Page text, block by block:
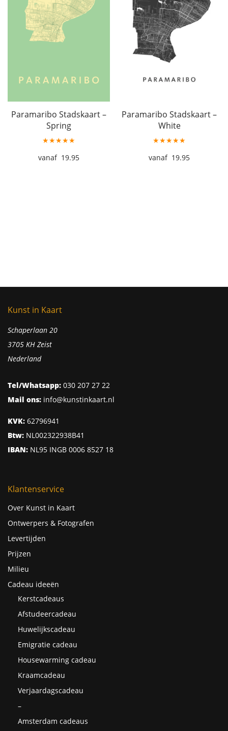
Paramaribo Stadskaart –
Spring
★★★★★
19.95
Paramaribo Stadskaart –
White
★★★★★
19.95
Kunst in Kaart
Schaperlaan 20
3705 KH Zeist
Nederland
Tel/Whatsapp: 030 207 27 22
Mail ons: info@kunstinkaart.nl
KVK: 62796941
Btw: NL002322938B41
IBAN: NL95 INGB 0006 8527 18
Klantenservice
Over Kunst in Kaart
Ontwerpers & Fotografen
Levertijden
Prijzen
Milieu
Cadeau ideeën
Kerstcadeaus
Afstudeercadeau
Huwelijkscadeau
Emigratie cadeau
Housewarming cadeau
Kraamcadeau
Verjaardagscadeau
–
Amsterdam cadeaus